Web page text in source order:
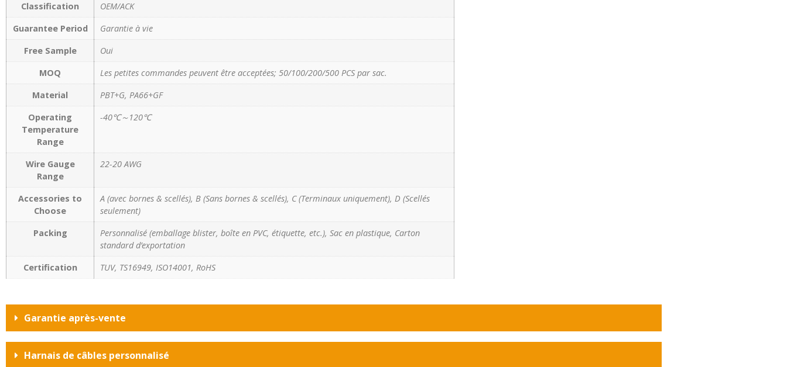
Classification
OEM/ACK
Guarantee Period
Garantie à vie
Free Sample
Oui
MOQ
Les petites commandes peuvent être acceptées; 50/100/200/500 PCS par sac.
Material
PBT+G, PA66+GF
Operating
Temperature
Range
-40℃～120℃
Wire Gauge
Range
22-20 AWG
Accessories to
Choose
A (avec bornes & scellés), B (Sans bornes & scellés), C (Terminaux uniquement), D (Scellés
seulement)
Packing
Personnalisé (emballage blister, boîte en PVC, étiquette, etc.), Sac en plastique, Carton
standard d’exportation
Certification
TUV, TS16949, ISO14001, RoHS
Garantie après-vente
Harnais de câbles personnalisé